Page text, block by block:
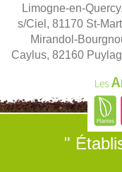
Limogne-en-
s/Ciel, 81170 St-
Mirandol-
Caylus, 82160
"